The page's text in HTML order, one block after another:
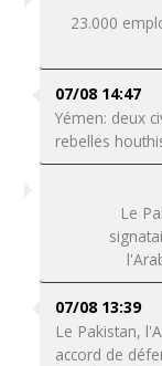
23.000
07/08 14:47
Yémen: deux
rebelles
Le
07/08 13:39
Le Pakistan,
accord de